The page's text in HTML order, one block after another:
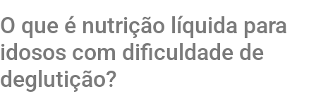
O que é nutrição líquida para
idosos com dificuldade de
deglutição?